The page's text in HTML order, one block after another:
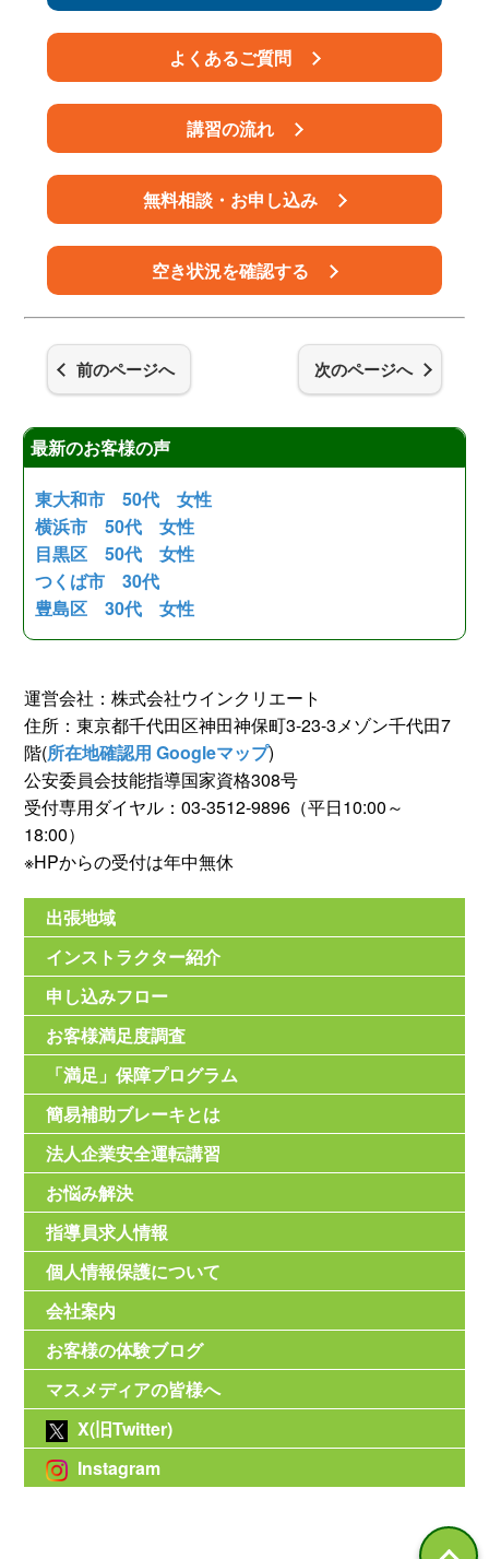
よくあるご質問
講習の流れ
無料相談・お申し込み
空き状況を確認する
前のページへ 次のページへ
最新のお客様の声
東大和市 50代 女性
横浜市 50代 女性
目黒区 50代 女性
つくば市 30代
豊島区 30代 女性
運営会社：株式会社ウインクリエート
住所：東京都千代田区神田神保町3-23-3メゾン千代田7
階(所在地確認用 Googleマップ)
公安委員会技能指導国家資格308号
受付専用ダイヤル：03-3512-9896（平日10:00～
18:00）
※HPからの受付は年中無休
出張地域
インストラクター紹介
申し込みフロー
お客様満足度調査
「満足」保障プログラム
簡易補助ブレーキとは
法人企業安全運転講習
お悩み解決
指導員求人情報
個人情報保護について
会社案内
お客様の体験ブログ
マスメディアの皆様へ
X(旧Twitter)
Instagram